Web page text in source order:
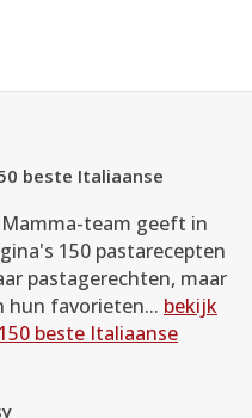
beste Italiaanse
team geeft in
150 pastarecepten
pastagerechten, maar
hun favorieten... bekijk
beste Italiaanse